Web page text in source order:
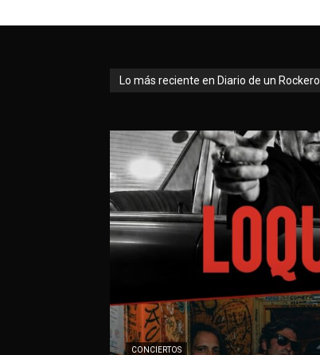
Lo más reciente en Diario de un Rockero
CONCIERTOS